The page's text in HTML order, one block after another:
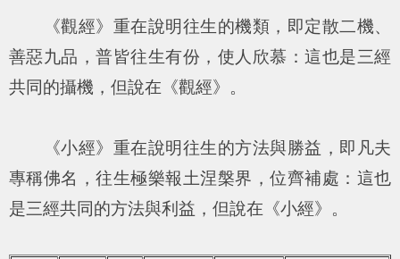
《觀經》重在說明往生的機類，即定散二機、
善惡九品，普皆往生有份，使人欣慕：這也是三經
共同的攝機，但說在《觀經》。
《小經》重在說明往生的方法與勝益，即凡夫
專稱佛名，往生極樂報土涅槃界，位齊補處：這也
是三經共同的方法與利益，但說在《小經》。